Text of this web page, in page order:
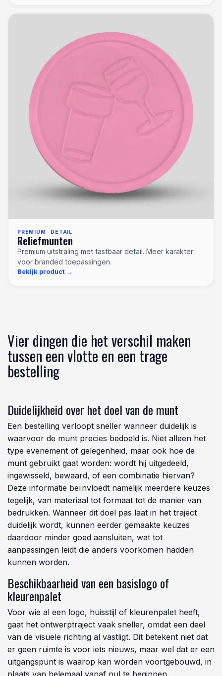
PREMIUM · DETAIL
Reliefmunten
Premium uitstraling met tastbaar detail. Meer karakter
voor branded toepassingen.
Bekijk product
Vier dingen die het verschil maken
tussen een vlotte en een trage
bestelling
Duidelijkheid over het doel van de munt
Een bestelling verloopt sneller wanneer duidelijk is
waarvoor de munt precies bedoeld is. Niet alleen het
type evenement of gelegenheid, maar ook hoe de
munt gebruikt gaat worden: wordt hij uitgedeeld,
ingewisseld, bewaard, of een combinatie hiervan?
Deze informatie beïnvloedt namelijk meerdere keuzes
tegelijk, van materiaal tot formaat tot de manier van
bedrukken. Wanneer dit doel pas laat in het traject
duidelijk wordt, kunnen eerder gemaakte keuzes
daardoor minder goed aansluiten, wat tot
aanpassingen leidt die anders voorkomen hadden
kunnen worden.
Beschikbaarheid van een basislogo of
kleurenpalet
Voor wie al een logo, huisstijl of kleurenpalet heeft,
gaat het ontwerptraject vaak sneller, omdat een deel
van de visuele richting al vastligt. Dit betekent niet dat
er geen ruimte is voor iets nieuws, maar wel dat er een
uitgangspunt is waarop kan worden voortgebouwd, in